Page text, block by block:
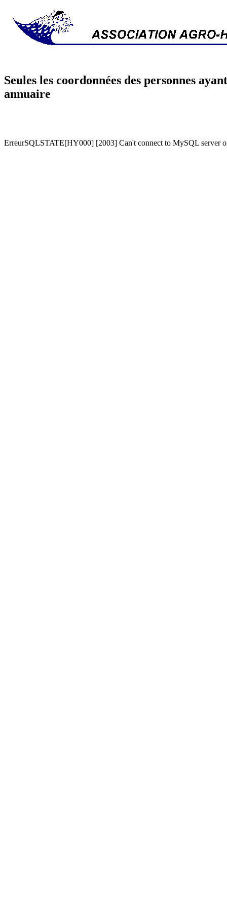
Seules les coordonnées des personnes
annuaire
ErreurSQLSTATE[HY000] [2003] Can't connect to MySQL server